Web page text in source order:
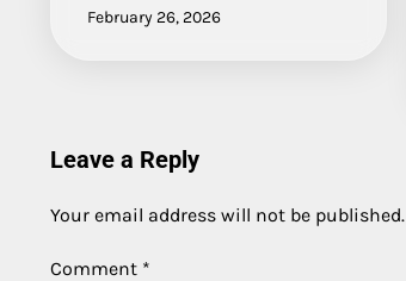
February 26, 2026
Leave a Reply
Your email address will not be published.
Comment *